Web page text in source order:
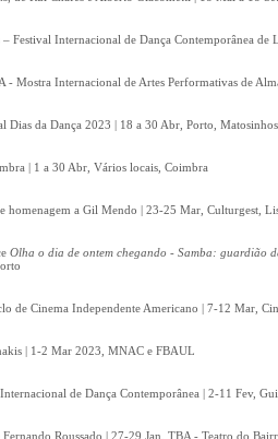
– Festival Internacional de Dança Contemporânea
- Mostra Internacional de Artes Performativas de
Dias da Dança 2023 | 18 a 30 Abr, Porto,
| 1 a 30 Abr, Vários locais, Coimbra
homenagem a Gil Mendo | 23-25 Mar, Culturgest,
Olha o dia de ontem chegando - Samba: guardião
de Cinema Independente Americano | 7-12 Mar,
| 1-2 Mar 2023, MNAC e FBAUL
de Dança Contemporânea | 2-11 Fev,
Fernando Roussado | 27-29 Jan, TBA - Teatro do